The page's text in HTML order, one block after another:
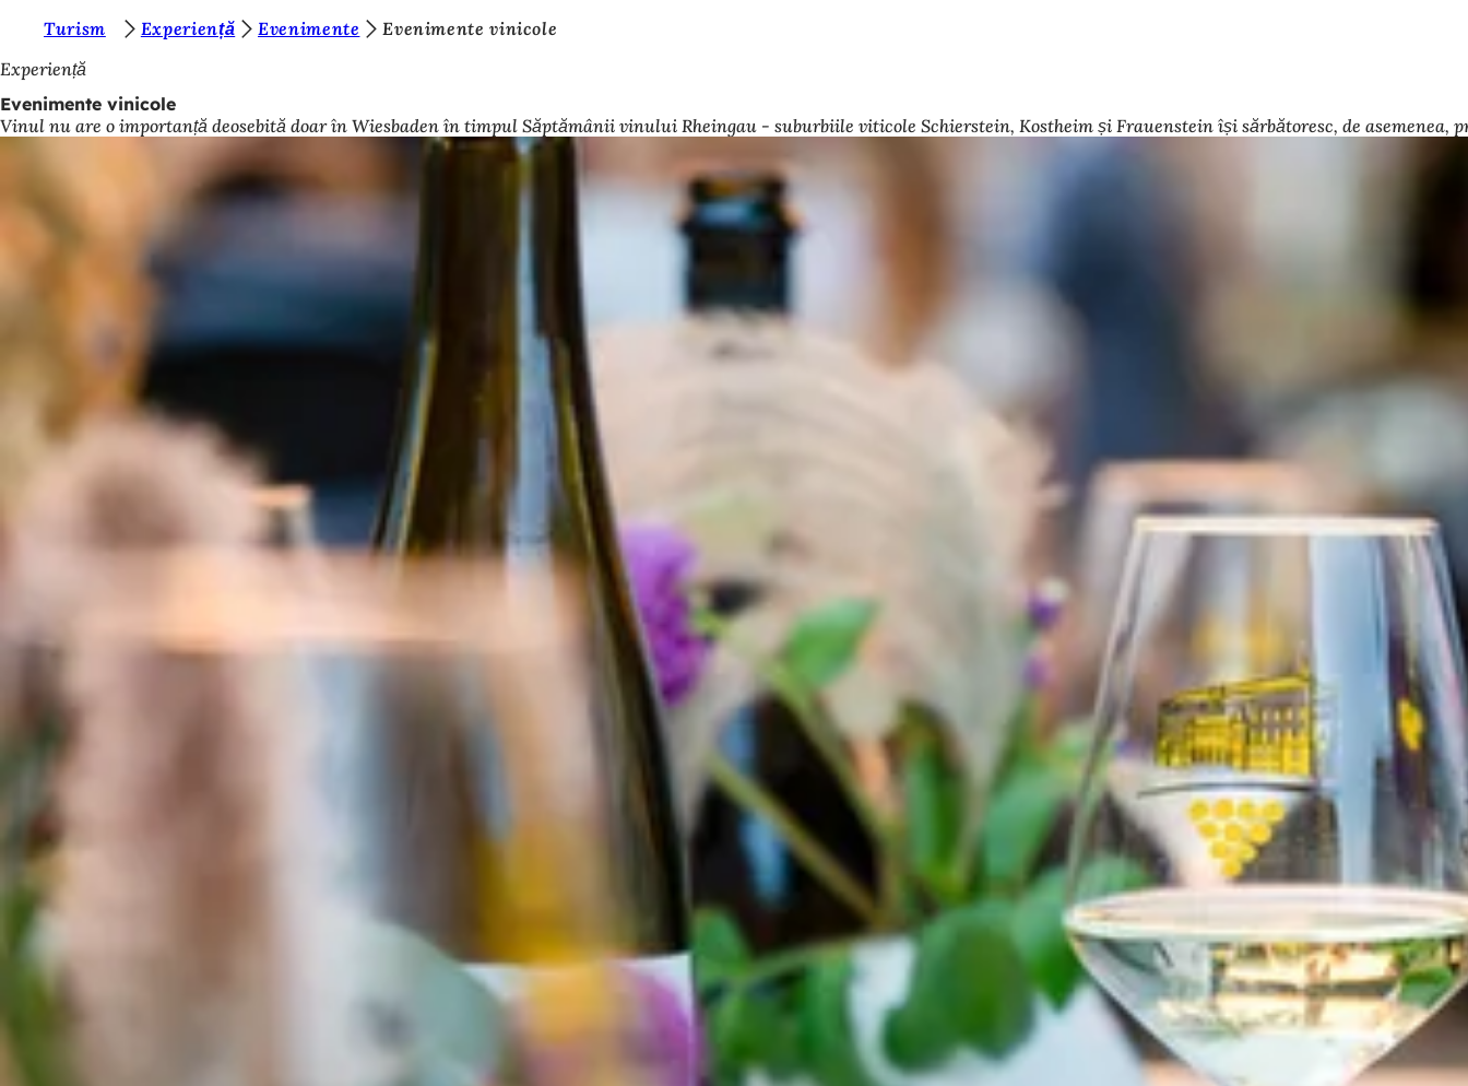
Salt la conținut
u
n
t
i
Turism Experiență Evenimente
Evenimente vinicole
Experiență
Evenimente vinicole
Vinul nu are o importanță deosebită doar în Wiesbaden în timpul Săptămânii vinului Rheingau - suburbiile viticole Schierstein, Kostheim și Frauenstein își sărbătoresc, de asemenea,